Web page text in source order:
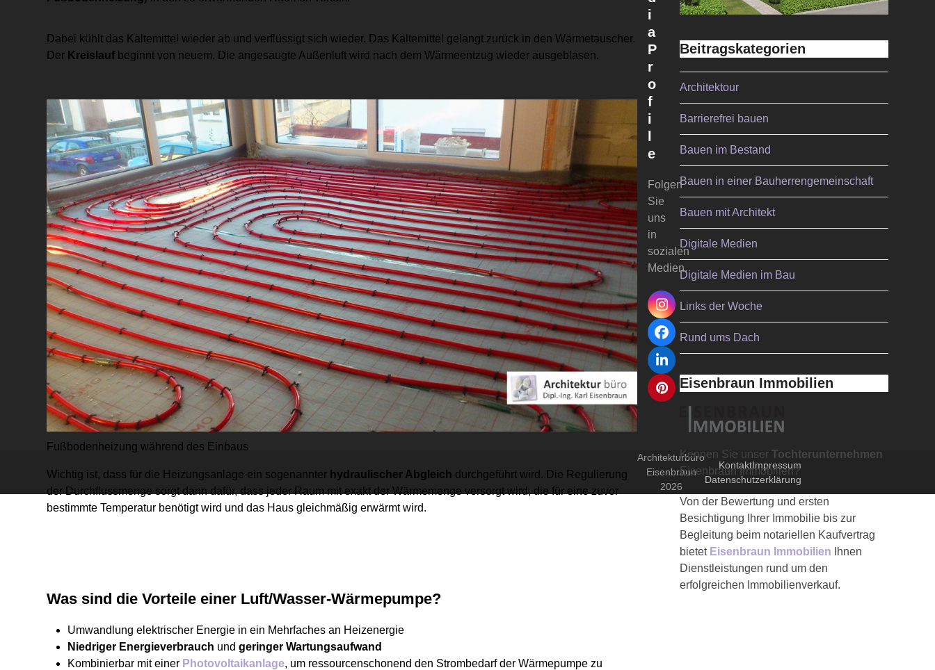
Dabei kühlt das Kältemittel wieder ab und verflüssigt sich wieder. Das Kältemittel gelangt zurück in den Wärmetauscher.
Der Kreislauf beginnt von neuem. Die angesaugte Außenluft wird nach dem Wärmeentzug wieder ausgeblasen.
Fußbodenheizung während des Einbaus
Wichtig ist, dass für die Heizungsanlage ein sogenannter hydraulischer Abgleich durchgeführt wird. Die Regulierung
der Durchflussmenge sorgt dann dafür, dass jeder Raum mit exakt der Wärmemenge versorgt wird, die für eine zuvor
bestimmte Temperatur benötigt wird und das Haus gleichmäßig erwärmt wird.
Was sind die Vorteile einer Luft/Wasser-Wärmepumpe?
Umwandlung elektrischer Energie in ein Mehrfaches an Heizenergie
Niedriger Energieverbrauch undgeringer Wartungsaufwand
Kombinierbar mit einer Photovoltaikanlage, um ressourcenschonend den Strombedarf der Wärmepumpe zu
Beitragskategorien
Architektour
Barrierefrei bauen
Bauen im Bestand
Bauen in einer Bauherrengemeinschaft
Bauen mit Architekt
Digitale Medien
Digitale Medien im Bau
Links der Woche
Rund ums Dach
Eisenbraun Immobilien
Kennen Sie unser Tochterunternehmen
Eisenbraun Immobilien?
Von der Bewertung und ersten
Besichtigung Ihrer Immobilie bis zur
Begleitung beim notariellen Kaufvertrag
bietet Eisenbraun Immobilien Ihnen
Dienstleistungen rund um den
erfolgreichen Immobilienverkauf.
i
a
P
r
o
f
i
e
Folgen
Sie
uns
in
sozialen
Medien.
Instagram
Facebook
LinkedIn
Pinterest
Architekturbüro
Eisenbraun
2026
KontaktImpressum
Datenschutzerklärung